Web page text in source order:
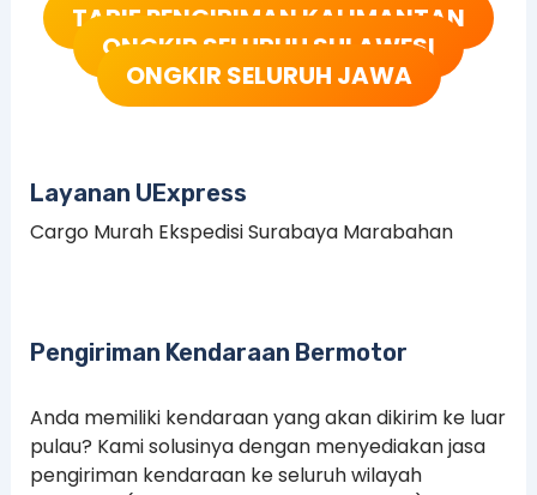
TARIF PENGIRIMAN KALIMANTAN
ONGKIR SELURUH SULAWESI
ONGKIR SELURUH JAWA
Layanan UExpress
Cargo Murah Ekspedisi Surabaya Marabahan
Pengiriman Kendaraan Bermotor
Anda memiliki kendaraan yang akan dikirim ke luar
pulau? Kami solusinya dengan menyediakan jasa
pengiriman kendaraan ke seluruh wilayah